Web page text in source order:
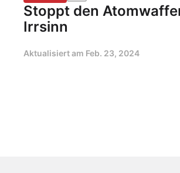
Stoppt den
Irrsinn
Aktualisiert am Feb. 23, 2024